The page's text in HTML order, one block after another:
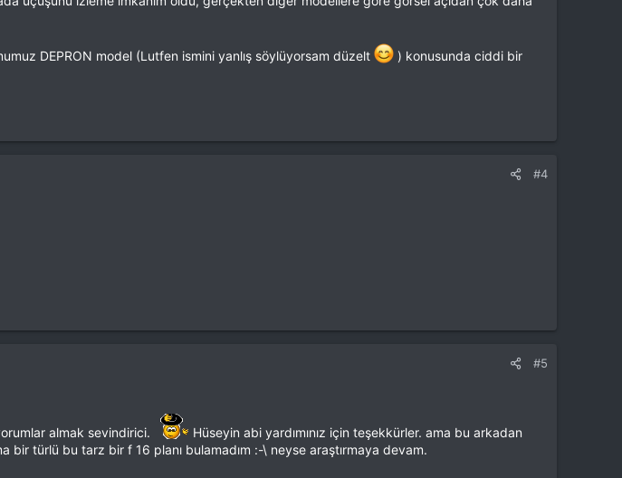
DEPRON model (Lutfen ismini yanlış söylüyorsam düzelt
) konusunda ciddi bir
#4
#5
almak sevindirici.
Hüseyin abi yardımınız için teşekkürler. ama bu arkadan
türlü bu tarz bir f 16 planı bulamadım :-\ neyse araştırmaya devam.